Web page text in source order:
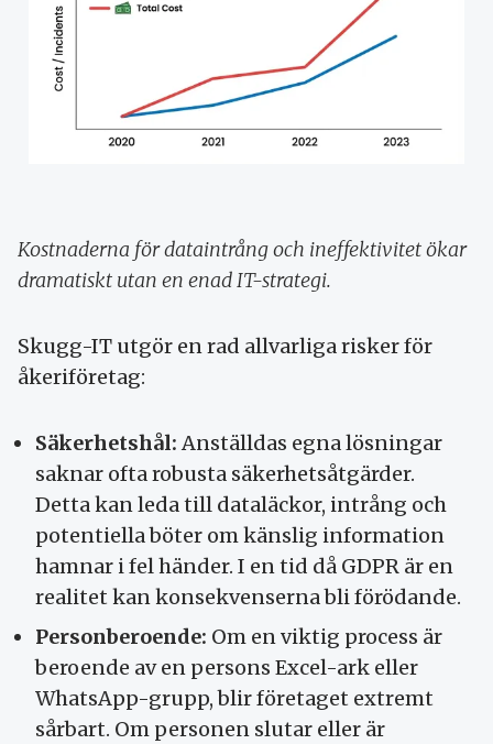
Kostnaderna för dataintrång och ineffektivitet ökar
dramatiskt utan en enad IT-strategi.
Skugg-IT utgör en rad allvarliga risker för
åkeriföretag:
Säkerhetshål:Anställdas egna lösningar
saknar ofta robusta säkerhetsåtgärder.
Detta kan leda till dataläckor, intrång och
potentiella böter om känslig information
hamnar i fel händer. I en tid då GDPR är en
realitet kan konsekvenserna bli förödande.
Personberoende: Om en viktig process är
beroende av en persons Excel-ark eller
WhatsApp-grupp, blir företaget extremt
sårbart. Om personen slutar eller är